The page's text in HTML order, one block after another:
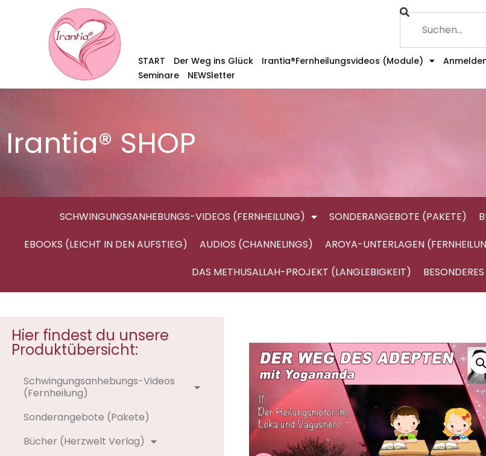
START Der Weg ins Glück Irantia®Fernheilungsvideos (Module)
Seminare
NEWSletter
Irantia® SHOP
SCHWINGUNGSANHEBUNGS-VIDEOS (FERNHEILUNG) SONDERANGEBOTE (PAKETE)
EBOOKS (LEICHT IN DEN AUFSTIEG)
AUDIOS (CHANNELINGS) AROYA-UNTERLAGEN
DAS METHUSALLAH-PROJEKT (LANGLEBIGKEIT)
BESONDERES
Hier findest du unsere
Produktübersicht:
Schwingungsanhebungs-Videos
(Fernheilung)
Sonderangebote (Pakete)
Bücher (Herzwelt Verlag)